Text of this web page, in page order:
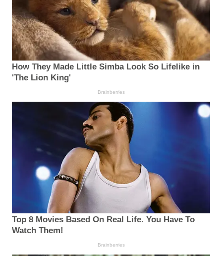
How They Made Little Simba Look So Lifelike in
'The Lion King'
Brainberries
Top 8 Movies Based On Real Life. You Have To
Watch Them!
Brainberries